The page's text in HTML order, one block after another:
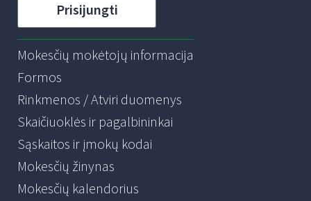
Prisijungti
Mokesčių mokėtojų informacija
Formos
Rinkmenos / Atviri duomenys
Skaičiuoklės ir pagalbininkai
Sąskaitos ir įmokų kodai
Mokesčių žinynas
Mokesčių kalendorius